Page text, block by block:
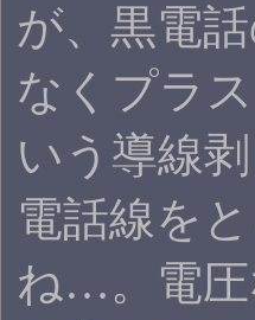
が、黒電
なくプラ
いう導線
電話線を
ね…。電圧